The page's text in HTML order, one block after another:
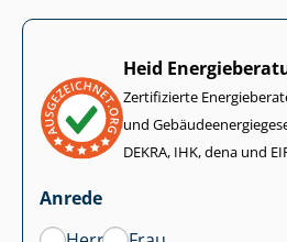
Heid
Zertifizierte
und
DEKRA, IHK, dena und
Anrede